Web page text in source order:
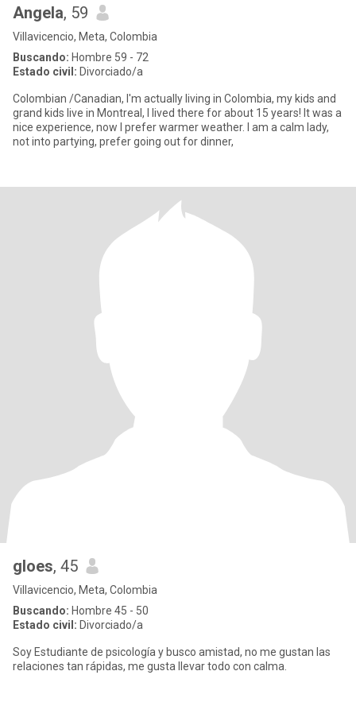
Angela, 59
Villavicencio, Meta, Colombia
Buscando: Hombre 59 - 72
Estado civil: Divorciado/a
Colombian /Canadian, I'm actually living in Colombia, my kids and
grand kids live in Montreal, I lived there for about 15 years! It was a
nice experience, now I prefer warmer weather. I am a calm lady,
not into partying, prefer going out for dinner,
gloes, 45
Villavicencio, Meta, Colombia
Buscando: Hombre 45 - 50
Estado civil: Divorciado/a
Soy Estudiante de psicología y busco amistad, no me gustan las
relaciones tan rápidas, me gusta llevar todo con calma.